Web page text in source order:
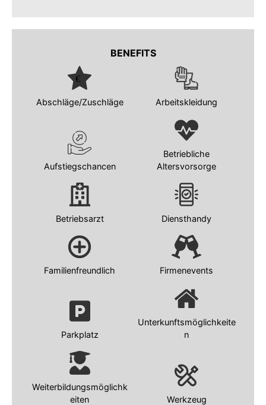
BENEFITS
Abschläge/Zuschläge Arbeitskleidung
Aufstiegschancen
Betriebliche
Altersvorsorge
Betriebsarzt Diensthandy
Familienfreundlich Firmenevents
Parkplatz
Unterkunftsmöglichkeite
n
Weiterbildungsmöglichk
eiten
Werkzeug